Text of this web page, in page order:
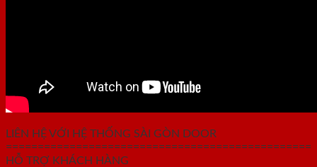
LIÊN HỆ VỚI HỆ THỐNG SÀI GÒN DOOR
================================================
HỖ TRỢ KHÁCH HÀNG